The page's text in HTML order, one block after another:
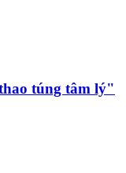
túng tâm lý"